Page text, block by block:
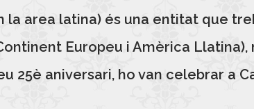
area latina) és una entitat que
Europeu i Amèrica
25è aniversari, ho van celebrar a